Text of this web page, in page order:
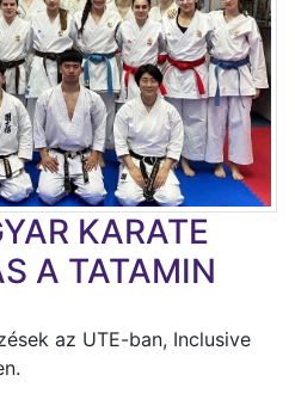
KARATE
A TATAMIN
az UTE-ban, Inclusive